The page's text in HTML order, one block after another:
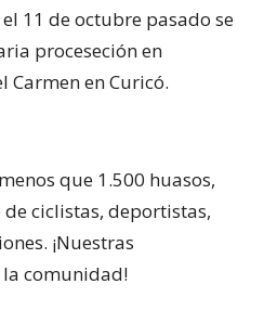
11 de octubre pasado se
proceseción en
Carmen en Curicó.
que 1.500 huasos,
ciclistas, deportistas,
¡Nuestras
comunidad!